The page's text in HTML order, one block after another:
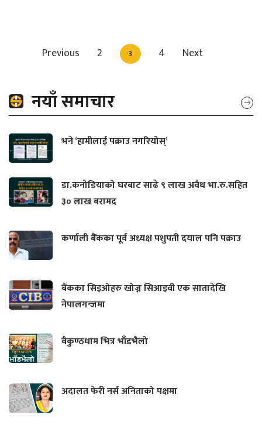
Previous 2 3 4 Next
नयाँ समाचार
भने ‘हामीलाई पक्राउ नगरियोस्’
डा.कनोडियाको घरबाट साढे ९ लाख अवैध भा.रु.सहित
३० लाख बरामद
कर्णाली बैंकका पूर्व अध्यक्ष पशुपती दयाल पनि पक्राउ
बैंकका सिइओहरु खोज्न सिआइवी एक सातादेखि
नेपालगन्जमा
वैकुण्ठधाम भित्र भाँडभैलो
अदालत फेरी नर्स अनिताको पक्षमा